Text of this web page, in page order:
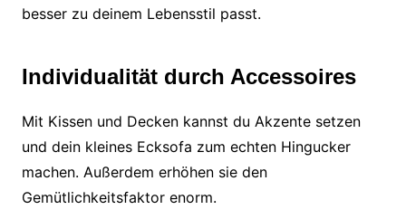
besser zu deinem Lebensstil passt.
Individualität durch Accessoires
Mit Kissen und Decken kannst du Akzente setzen
und dein kleines Ecksofa zum echten Hingucker
machen. Außerdem erhöhen sie den
Gemütlichkeitsfaktor enorm.